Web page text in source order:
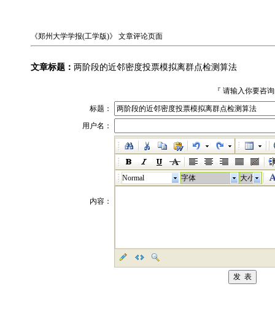
《郑州大学学报(工学版)》 文章评论页面
文章标题： 两阶段的近邻密度投票模拟离群点检测算法
『 请输入你要咨
标题：
用户名：
内容：
Normal 字体 大小